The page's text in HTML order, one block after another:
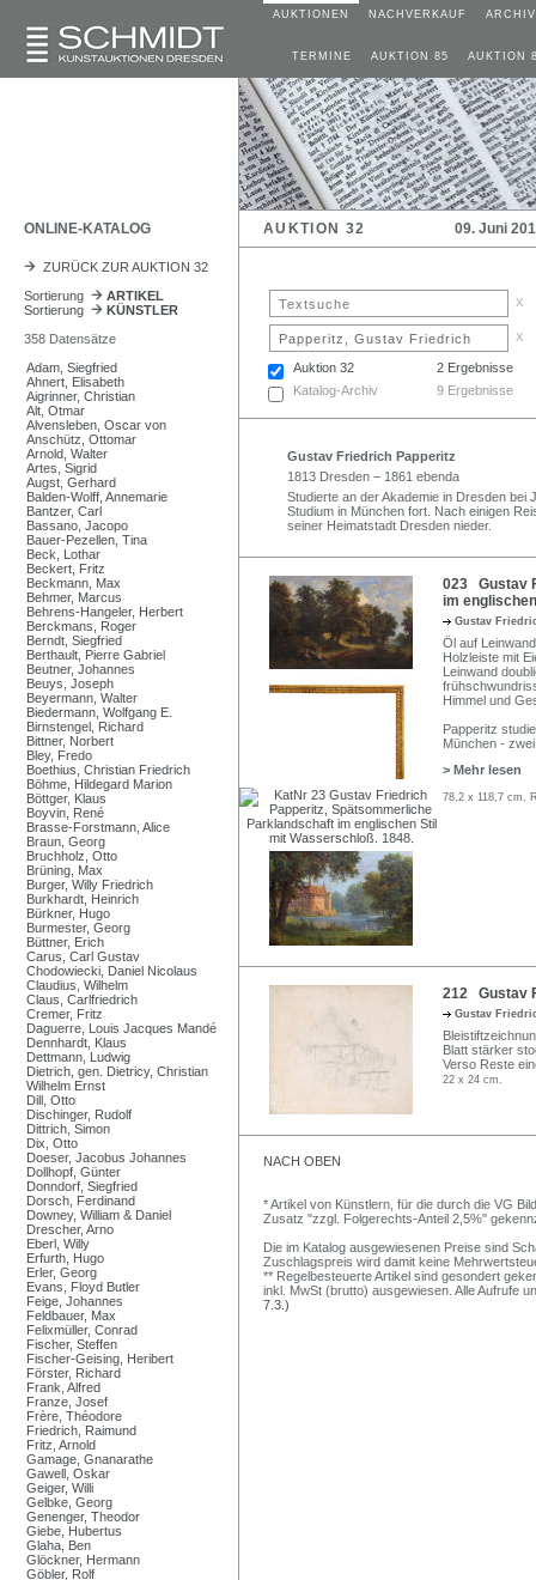
AUKTIONEN NACHVERKAUF ARCHIV
TERMINE AUKTION 85 AUKTION
ONLINE-KATALOG AUKTION 32 09. Juni
ZURÜCK ZUR AUKTION 32
Sortierung
ARTIKEL
Sortierung
KÜNSTLER
358 Datensätze
Adam, Siegfried
Ahnert, Elisabeth
Aigrinner, Christian
Alt, Otmar
Alvensleben, Oscar von
Anschütz, Ottomar
Arnold, Walter
Artes, Sigrid
Augst, Gerhard
Balden-Wolff, Annemarie
Bantzer, Carl
Bassano, Jacopo
Bauer-Pezellen, Tina
Beck, Lothar
Beckert, Fritz
Beckmann, Max
Behmer, Marcus
Behrens-Hangeler, Herbert
Berckmans, Roger
Berndt, Siegfried
Berthault, Pierre Gabriel
Beutner, Johannes
Beuys, Joseph
Beyermann, Walter
Biedermann, Wolfgang E.
Birnstengel, Richard
Bittner, Norbert
Bley, Fredo
Boethius, Christian Friedrich
Böhme, Hildegard Marion
Böttger, Klaus
Boyvin, René
Brasse-Forstmann, Alice
Braun, Georg
Bruchholz, Otto
Brüning, Max
Burger, Willy Friedrich
Burkhardt, Heinrich
Bürkner, Hugo
Burmester, Georg
Büttner, Erich
Carus, Carl Gustav
Chodowiecki, Daniel Nicolaus
Claudius, Wilhelm
Claus, Carlfriedrich
Cremer, Fritz
Daguerre, Louis Jacques Mandé
Dennhardt, Klaus
Dettmann, Ludwig
Dietrich, gen. Dietricy, Christian
Wilhelm Ernst
Dill, Otto
Dischinger, Rudolf
Dittrich, Simon
Dix, Otto
Doeser, Jacobus Johannes
Dollhopf, Günter
Donndorf, Siegfried
Dorsch, Ferdinand
Downey, William & Daniel
Drescher, Arno
Eberl, Willy
Erfurth, Hugo
Erler, Georg
Evans, Floyd Butler
Feige, Johannes
Feldbauer, Max
Felixmüller, Conrad
Fischer, Steffen
Fischer-Geising, Heribert
Förster, Richard
Frank, Alfred
Franze, Josef
Frère, Théodore
Friedrich, Raimund
Fritz, Arnold
Gamage, Gnanarathe
Gawell, Oskar
Geiger, Willi
Gelbke, Georg
Genenger, Theodor
Giebe, Hubertus
Glaha, Ben
Glöckner, Hermann
Göbler, Rolf
x
x
Auktion 32
2 Ergebnisse
Katalog-Archiv
9 Ergebnisse
Gustav Friedrich Papperitz
1813 Dresden – 1861 ebenda
Studierte an der Akademie in Dresden bei
Studium in München fort. Nach einigen
seiner Heimatstadt Dresden nieder.
023 Gustav
im
Gustav
Öl auf
Holzleiste mit
Leinwand
Himmel und
Papperitz
München -
> Mehr lesen
78,2 x 118,7 cm,
212 Gustav
Gustav
Blatt stärker
Verso Reste
22 x 24 cm.
NACH OBEN
* Artikel von Künstlern, für die durch die VG
Zusatz "zzgl. Folgerechts-Anteil 2,5%"
Die im Katalog ausgewiesenen Preise sind
Zuschlagspreis wird damit keine
** Regelbesteuerte Artikel sind gesondert
inkl. MwSt (brutto) ausgewiesen. Alle Aufrufe
7.3.)